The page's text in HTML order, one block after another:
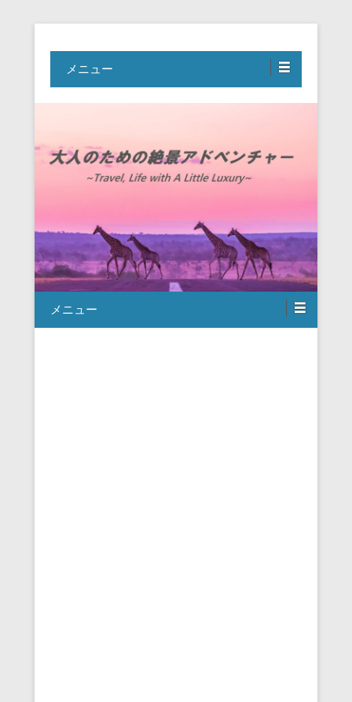
大人のための絶景アドベンチャー
メニュー
メニュー